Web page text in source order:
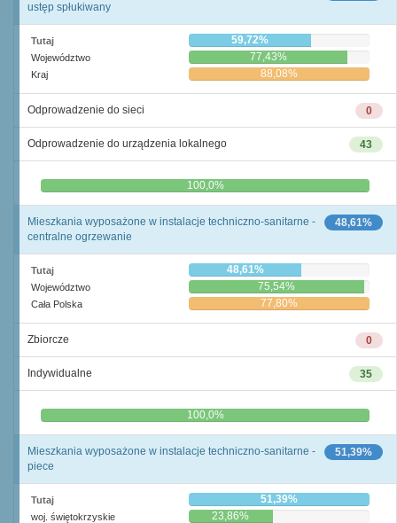
ustęp spłukiwany
Tutaj 59,72%
Województwo 77,43%
Kraj 88,08%
0
Odprowadzenie do sieci
43
Odprowadzenie do urządzenia lokalnego
0,0% 100,0%
48,61%
Mieszkania wyposażone w instalacje techniczno-sanitarne -
centralne ogrzewanie
Tutaj 48,61%
Województwo 75,54%
Cała Polska 77,80%
0
Zbiorcze
35
Indywidualne
0,0% 100,0%
51,39%
Mieszkania wyposażone w instalacje techniczno-sanitarne -
piece
Tutaj 51,39%
woj. świętokrzyskie 23,86%